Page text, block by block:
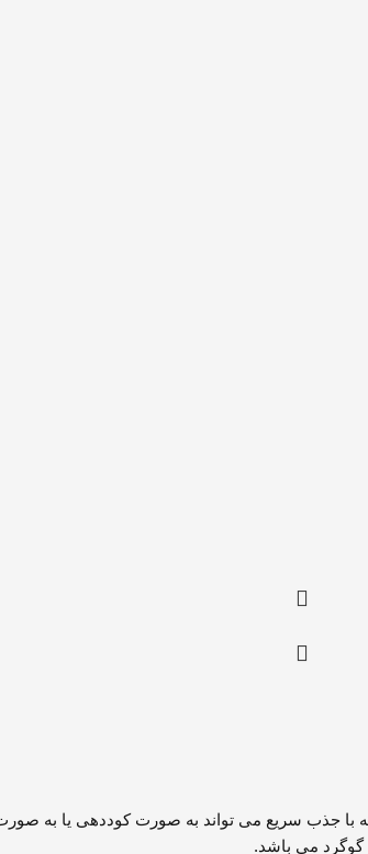
جذب سریع می تواند به صورت کوددهی یا به
گوگرد می باشد.